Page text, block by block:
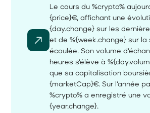
Le cours du %crypto%
{price}€, affichant une
{day.change} sur les
et de %{week.change} sur la
écoulée. Son volume
heures s'élève à
que sa capitalisation
{marketCap}€. Sur l'année
%crypto% a enregistré une
{year.change}.